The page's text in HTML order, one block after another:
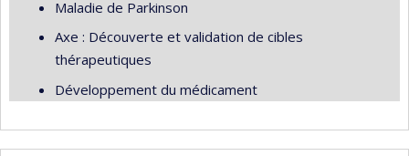
Maladie de Parkinson
Axe : Découverte et validation de cibles
thérapeutiques
Développement du médicament